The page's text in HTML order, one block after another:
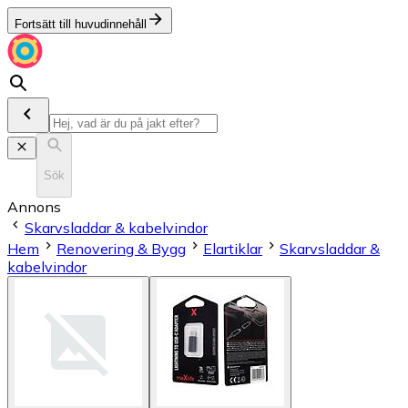
Fortsätt till huvudinnehåll
Sök
Annons
Skarvsladdar & kabelvindor
Hem
Renovering & Bygg Elartiklar
Skarvsladdar &
kabelvindor